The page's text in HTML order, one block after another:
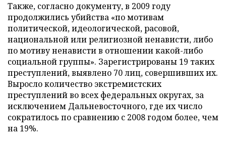
Также, согласно документу, в 2009 году
продолжились убийства «по мотивам
политической, идеологической, расовой,
национальной или религиозной ненависти, либо
по мотиву ненависти в отношении какой-либо
социальной группы». Зарегистрированы 19 таких
преступлений, выявлено 70 лиц, совершивших их.
Выросло количество экстремистских
преступлений во всех федеральных округах, за
исключением Дальневосточного, где их число
сократилось по сравнению с 2008 годом более, чем
на 19%.